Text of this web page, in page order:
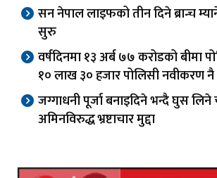
सन नेपाल लाइफको तीन दिने ब्रान्च
सुरु
वर्षदिनमा १३ अर्ब ७७ करोडको बीमा
१० लाख ३० हजार पोलिसी नवीकरण
जग्गाधनी पूर्जा बनाइदिने भन्दै घुस
अमिनविरुद्ध भ्रष्टाचार मुद्दा